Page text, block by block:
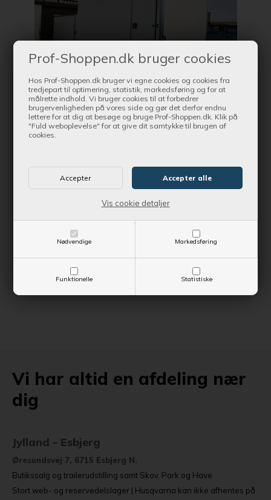
Prof-Shoppen.dk bruger cookies
Hos Prof-Shoppen.dk bruger vi egne cookies og cookies fra
tredjepart til optimering, statistik, markedsføring og for at
målrette indhold. Vi bruger cookies til at forbedrer
brugervenligheden på vores side og gør det derfor endnu
lettere for at dig at besøge og bruge Prof-Shoppen.dk. Klik på
"Fuld weboplevelse" for at give dit samtykke til brugen af
cookies.
Nødvendige Markedsføring
Funktionelle Statistiske
Vis cookie detaljer
Bestil nu !
og få produktet leveret indenfor Ca. 1-3 dage
Vi har altid en afdeling nær
dig
Jylland - Esbjerg
Øresundsvej 7, 6715 Esbjerg N.
Butikssalg og trailerudstilling samt Skov, Park og Have
Stort web- og reservedelslager | Husqvarna kan ikke afhentes på